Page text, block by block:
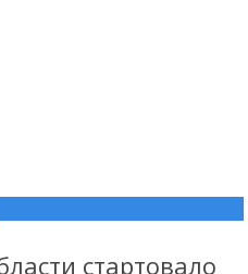
Перейти к содержимому
стартовало